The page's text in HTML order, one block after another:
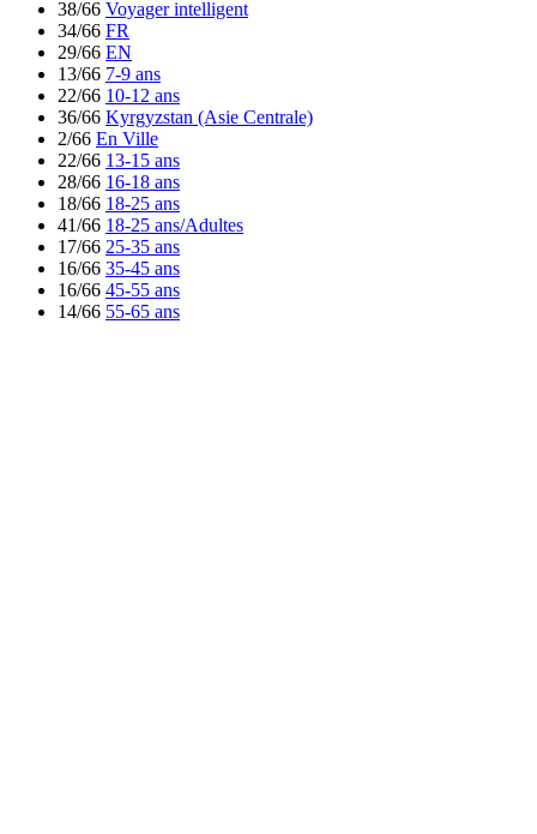
38/66 Voyager intelligent
34/66 FR
29/66 EN
13/66 7-9 ans
22/66 10-12 ans
36/66 Kyrgyzstan (Asie Centrale)
2/66 En Ville
22/66 13-15 ans
28/66 16-18 ans
18/66 18-25 ans
41/66 18-25 ans/Adultes
17/66 25-35 ans
16/66 35-45 ans
16/66 45-55 ans
14/66 55-65 ans